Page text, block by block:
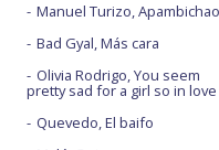
Manuel Turizo, Apambichao
Bad Gyal, Más cara
Olivia Rodrigo, You seem
pretty sad for a girl so in love
Quevedo, El baifo